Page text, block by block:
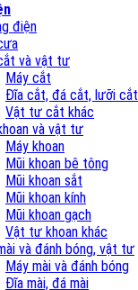
điện
và vật tư
Máy cắt
Đĩa cắt, đá cắt, lưỡi cắt
Vật tư cắt khác
và vật tư
Máy khoan
Mũi khoan bê tông
Mũi khoan sắt
Mũi khoan kính
Mũi khoan gạch
Vật tư khoan khác
và đánh bóng, vật tư
Máy mài và đánh bóng
Đĩa mài, đá mài